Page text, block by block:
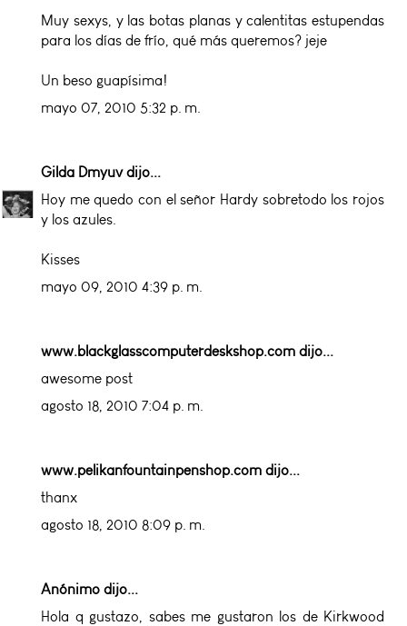
Muy sexys, y las botas planas y calentitas estupendas
para los días de frío, qué más queremos? jeje
Un beso guapísima!
mayo 07, 2010 5:32 p. m.
Gilda Dmyuvdijo...
Hoy me quedo con el señor Hardy sobretodo los rojos
y los azules.
Kisses
mayo 09, 2010 4:39 p. m.
www.blackglasscomputerdeskshop.com dijo...
awesome post
agosto 18, 2010 7:04 p. m.
www.pelikanfountainpenshop.com dijo...
thanx
agosto 18, 2010 8:09 p. m.
Anónimo dijo...
Hola q gustazo, sabes me gustaron los de Kirkwood